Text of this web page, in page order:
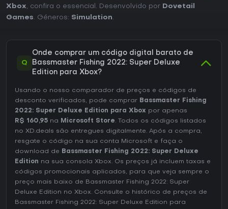
Xbox, confira o essencial. Desenvolvido por Dovetail
Games. Géneros: Simulation.
Q
Onde comprar um código digital barato de
Bassmaster Fishing 2022: Super Deluxe
Edition para Xbox?
Usando o nosso comparador de preços e códigos de
desconto verificados, pode comprar Bassmaster Fishing
2022: Super Deluxe Edition para Xbox por apenas
R$ 160,95 na Microsoft Store. Todos os códigos listados
no XD.deals são entregues digitalmente. Após a compra,
resgate o código na sua conta Microsoft e faça o
download de Bassmaster Fishing 2022: Super Deluxe
Edition na sua consola Xbox. Os preços já incluem taxas e
códigos promocionais aplicados, para que veja sempre o
preço mais baixo de Bassmaster Fishing 2022: Super
Deluxe Edition no Xbox. Consulte o histórico de preços de
Bassmaster Fishing 2022: Super Deluxe Edition para